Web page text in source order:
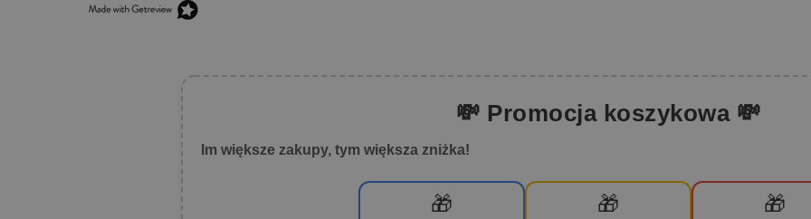
💸 Promocja koszykowa 💸
Im większe zakupy, tym większa zniżka!
🎁 🎁 🎁